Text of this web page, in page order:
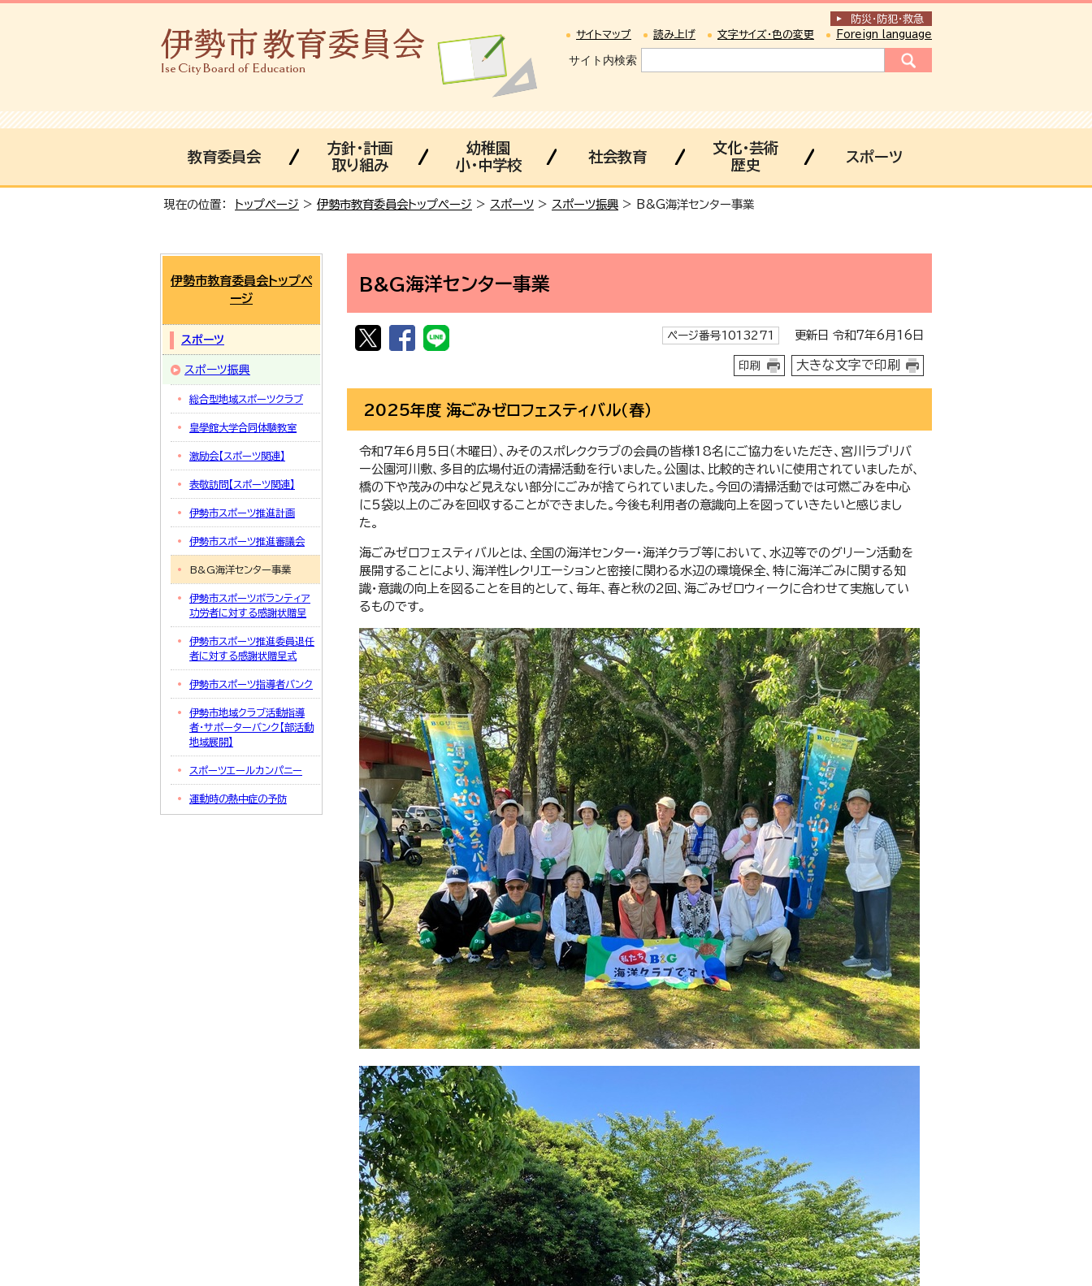
防災・防犯・救急
サイトマップ
読み上げ 文字サイズ・色の変更 Foreign language
サイト内検索
教育委員会
方針・計画
取り組み
幼稚園
小・中学校
社会教育
文化・芸術
歴史
スポーツ
現在の位置： トップページ > 伊勢市教育委員会トップページ > スポーツ > スポーツ振興 > B&G海洋センター事業
B&G海洋センター事業
ページ番号1013271 更新日 令和7年6月16日
印刷 大きな文字で印刷
2025年度 海ごみゼロフェスティバル（春）
令和7年6月5日（木曜日）、みそのスポレククラブの会員の皆様18名にご協力をいただき、宮川ラブリバ
ー公園河川敷、多目的広場付近の清掃活動を行いました。公園は、比較的きれいに使用されていましたが、
橋の下や茂みの中など見えない部分にごみが捨てられていました。今回の清掃活動では可燃ごみを中心
に5袋以上のごみを回収することができました。今後も利用者の意識向上を図っていきたいと感じまし
た。
海ごみゼロフェスティバルとは、全国の海洋センター・海洋クラブ等において、水辺等でのグリーン活動を
展開することにより、海洋性レクリエーションと密接に関わる水辺の環境保全、特に海洋ごみに関する知
識・意識の向上を図ることを目的として、毎年、春と秋の2回、海ごみゼロウィークに合わせて実施してい
るものです。
伊勢市教育委員会トップペ
ージ
スポーツ
スポーツ振興
総合型地域スポーツクラブ
皇學館大学合同体験教室
激励会【スポーツ関連】
表敬訪問【スポーツ関連】
伊勢市スポーツ推進計画
伊勢市スポーツ推進審議会
B&G海洋センター事業
伊勢市スポーツボランティア
功労者に対する感謝状贈呈
伊勢市スポーツ推進委員退任
者に対する感謝状贈呈式
伊勢市スポーツ指導者バンク
伊勢市地域クラブ活動指導
者・サポーターバンク【部活動
地域展開】
スポーツエールカンパニー
運動時の熱中症の予防